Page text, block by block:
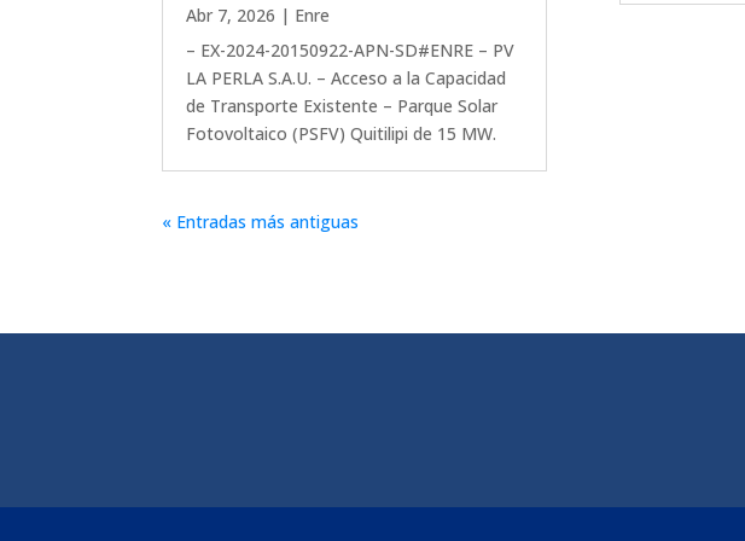
Abr 7, 2026 | Enre
– EX-2024-20150922-APN-SD#ENRE – PV
LA PERLA S.A.U. – Acceso a la Capacidad
de Transporte Existente – Parque Solar
Fotovoltaico (PSFV) Quitilipi de 15 MW.
« Entradas más antiguas